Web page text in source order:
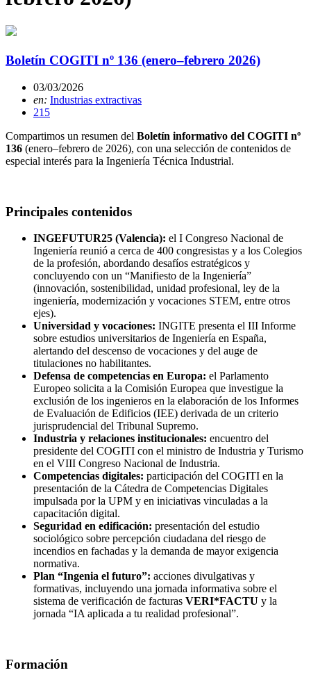
Boletín COGITI nº 136 (enero–febrero 2026)
03/03/2026
en: Industrias extractivas
215
Compartimos un resumen del Boletín informativo del COGITI nº
136 (enero–febrero de 2026), con una selección de contenidos de
especial interés para la Ingeniería Técnica Industrial.
Principales contenidos
INGEFUTUR25 (Valencia): el I Congreso Nacional de
Ingeniería reunió a cerca de 400 congresistas y a los Colegios
de la profesión, abordando desafíos estratégicos y
concluyendo con un “Manifiesto de la Ingeniería”
(innovación, sostenibilidad, unidad profesional, ley de la
ingeniería, modernización y vocaciones STEM, entre otros
ejes).
Universidad y vocaciones: INGITE presenta el III Informe
sobre estudios universitarios de Ingeniería en España,
alertando del descenso de vocaciones y del auge de
titulaciones no habilitantes.
Defensa de competencias en Europa: el Parlamento
Europeo solicita a la Comisión Europea que investigue la
exclusión de los ingenieros en la elaboración de los Informes
de Evaluación de Edificios (IEE) derivada de un criterio
jurisprudencial del Tribunal Supremo.
Industria y relaciones institucionales: encuentro del
presidente del COGITI con el ministro de Industria y Turismo
en el VIII Congreso Nacional de Industria.
Competencias digitales: participación del COGITI en la
presentación de la Cátedra de Competencias Digitales
impulsada por la UPM y en iniciativas vinculadas a la
capacitación digital.
Seguridad en edificación: presentación del estudio
sociológico sobre percepción ciudadana del riesgo de
incendios en fachadas y la demanda de mayor exigencia
normativa.
Plan “Ingenia el futuro”: acciones divulgativas y
formativas, incluyendo una jornada informativa sobre el
sistema de verificación de facturas VERI*FACTU y la
jornada “IA aplicada a tu realidad profesional”.
Formación